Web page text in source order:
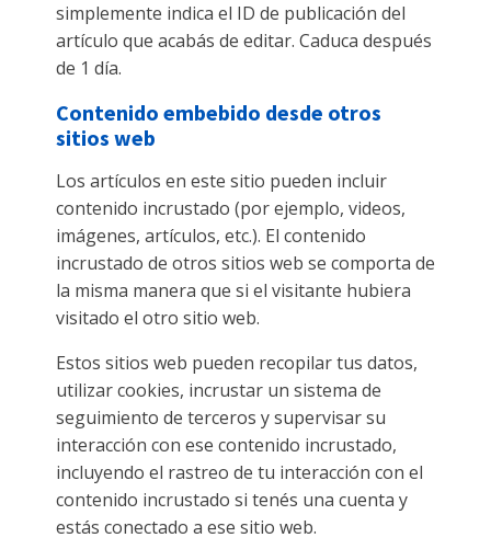
simplemente indica el ID de publicación del
artículo que acabás de editar. Caduca después
de 1 día.
Contenido embebido desde otros
sitios web
Los artículos en este sitio pueden incluir
contenido incrustado (por ejemplo, videos,
imágenes, artículos, etc.). El contenido
incrustado de otros sitios web se comporta de
la misma manera que si el visitante hubiera
visitado el otro sitio web.
Estos sitios web pueden recopilar tus datos,
utilizar cookies, incrustar un sistema de
seguimiento de terceros y supervisar su
interacción con ese contenido incrustado,
incluyendo el rastreo de tu interacción con el
contenido incrustado si tenés una cuenta y
estás conectado a ese sitio web.